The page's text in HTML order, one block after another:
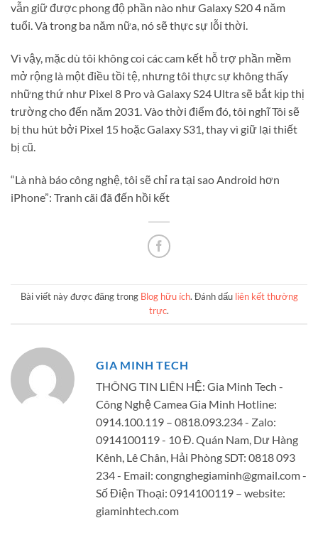
vẫn giữ được phong độ phần nào như Galaxy S20 4 năm
tuổi. Và trong ba năm nữa, nó sẽ thực sự lỗi thời.
Vì vậy, mặc dù tôi không coi các cam kết hỗ trợ phần mềm
mở rộng là một điều tồi tệ, nhưng tôi thực sự không thấy
những thứ như Pixel 8 Pro và Galaxy S24 Ultra sẽ bắt kịp thị
trường cho đến năm 2031. Vào thời điểm đó, tôi nghĩ Tôi sẽ
bị thu hút bởi Pixel 15 hoặc Galaxy S31, thay vì giữ lại thiết
bị cũ.
“Là nhà báo công nghệ, tôi sẽ chỉ ra tại sao Android hơn
iPhone”: Tranh cãi đã đến hồi kết
Bài viết này được đăng trong Blog hữu ích. Đánh dấu liên kết thường
trực.
GIA MINH TECH
THÔNG TIN LIÊN HỆ: Gia Minh Tech -
Công Nghệ Camea Gia Minh Hotline:
0914.100.119 – 0818.093.234 - Zalo:
0914100119 - 10 Đ. Quán Nam, Dư Hàng
Kênh, Lê Chân, Hải Phòng SDT: 0818 093
234 - Email: congnghegiaminh@gmail.com-
Số Điện Thoại: 0914100119 – website:
giaminhtech.com